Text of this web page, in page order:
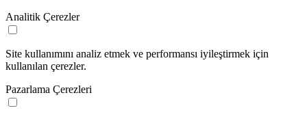
Analitik Çerezler
Site kullanımını analiz etmek ve performansı iyileştirmek için
kullanılan çerezler.
Pazarlama Çerezleri